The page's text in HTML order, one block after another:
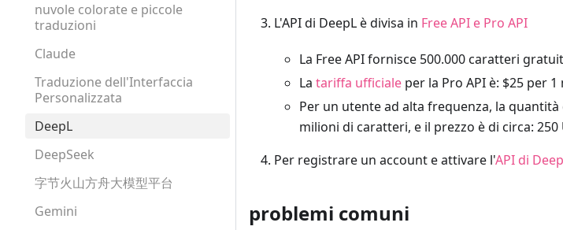
nuvole colorate e piccole
traduzioni
Claude
Traduzione dell'Interfaccia
Personalizzata
DeepL
DeepSeek
字节火山方舟大模型平台
Gemini
L'API di DeepL è divisa in Free API e Pro API
La Free API fornisce 500.000 caratteri
La tariffa ufficiale per la Pro API è: $25 per
Per un utente ad alta frequenza, la
milioni di caratteri, e il prezzo è di circa: 250
Per registrare un account e attivare l'API di
problemi comuni